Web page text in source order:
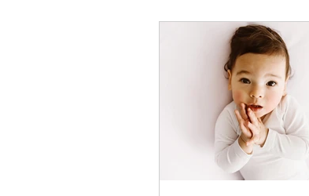
sesja brzuszkowa
sesja na roczek
sesja portretowa